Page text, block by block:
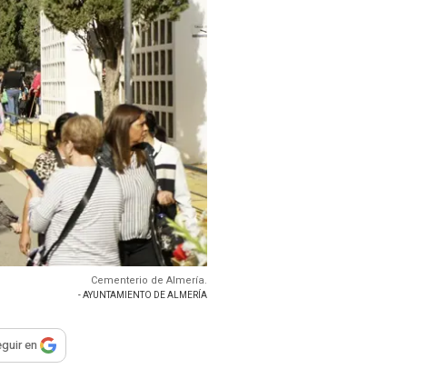
Cementerio de Almería.
- AYUNTAMIENTO DE ALMERÍA
para compartir
en